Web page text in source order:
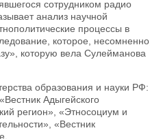
сотрудником радио
анализ научной
процессы в
которое, несомненно,
которую вела Сулейманова
образования и науки РФ:
Адыгейского
регион», «Этносоциум и
«Вестник